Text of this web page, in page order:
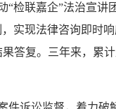
“检联嘉企”法治宣讲
实现法律咨询即时
答复。三年来，累